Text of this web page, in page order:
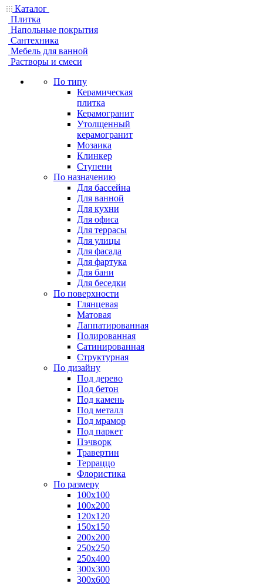
Каталог
Плитка
Напольные покрытия
Сантехника
Мебель для ванной
Растворы и смеси
По типу
Керамическая
плитка
Керамогранит
Утолщенный
керамогранит
Мозаика
Клинкер
Ступени
По назначению
Для бассейна
Для ванной
Для кухни
Для офиса
Для террасы
Для улицы
Для фасада
Для фартука
Для бани
Для беседки
По поверхности
Глянцевая
Матовая
Лаппатированная
Полированная
Сатинированная
Структурная
По дизайну
Под дерево
Под бетон
Под камень
Под металл
Под мрамор
Под паркет
Пэчворк
Травертин
Терраццо
Флористика
По размеру
100х100
100х200
120х120
150х150
200х200
250х250
250х400
300х300
300х600